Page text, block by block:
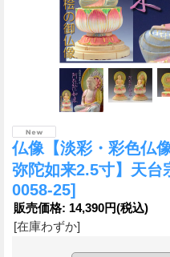
仏像【淡彩・彩色
弥陀如来2.5寸】天
0058-25]
販売価格: 14,390円(税込)
[在庫わずか]